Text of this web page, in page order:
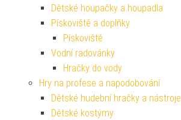
Dětské houpačky a houpadla
Pískoviště a doplňky
Pískoviště
Vodní radovánky
Hračky do vody
Hry na profese a napodobování
Dětské hudební hračky a nástroje
Dětské kostýmy